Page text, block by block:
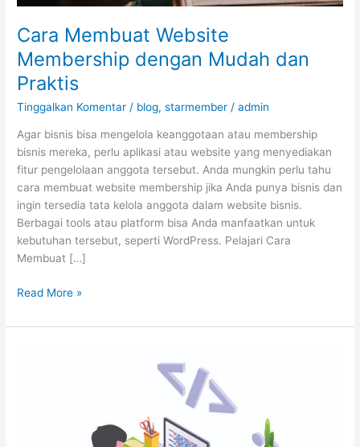
Cara Membuat Website
Membership dengan Mudah dan
Praktis
Tinggalkan Komentar / blog,starmember /admin
Agar bisnis bisa mengelola keanggotaan atau membership
bisnis mereka, perlu aplikasi atau website yang menyediakan
fitur pengelolaan anggota tersebut. Anda mungkin perlu tahu
cara membuat website membership jika Anda punya bisnis dan
ingin tersedia tata kelola anggota dalam website bisnis.
Berbagai tools atau platform bisa Anda manfaatkan untuk
kebutuhan tersebut, seperti WordPress. Pelajari Cara
Membuat […]
Read More »